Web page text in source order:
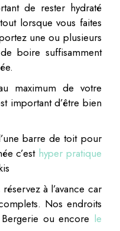
de rester hydraté
lorsque vous faites
une ou plusieurs
boire suffisamment
maximum de votre
important d’être bien
barre de toit pour
c’est hyper pratique
à l’avance car
Nos endroits
ou encore le